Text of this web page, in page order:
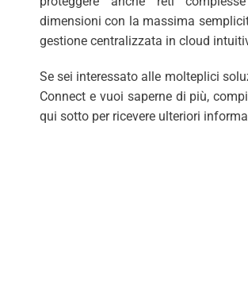
dimensioni con la massima
gestione centralizzata in cloud
Se sei interessato alle molteplici
Connect e vuoi saperne di più,
qui sotto per ricevere ulteriori